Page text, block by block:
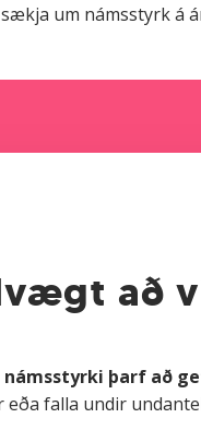
um námsstyrk á
að
námsstyrki þarf að
eða falla undir